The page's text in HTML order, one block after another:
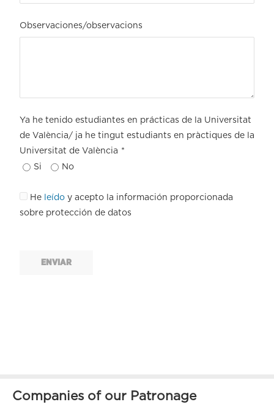
Observaciones/observacions
Ya he tenido estudiantes en prácticas de la Universitat
de València/ ja he tingut estudiants en pràctiques de la
Universitat de València *
Si
No
He leído y acepto la información proporcionada
sobre protección de datos
ENVIAR
Companies of our Patronage